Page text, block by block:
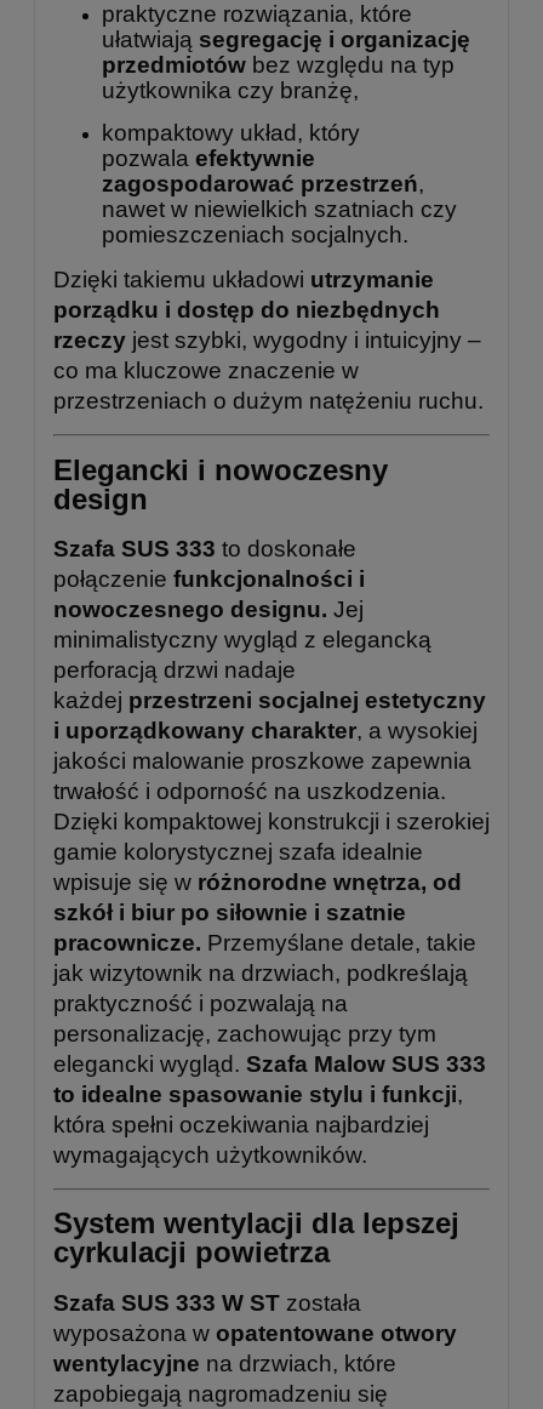
praktyczne rozwiązania, które
ułatwiają segregację i organizację
przedmiotów bez względu na typ
użytkownika czy branżę,
kompaktowy układ, który
pozwala efektywnie
zagospodarować przestrzeń,
nawet w niewielkich szatniach czy
pomieszczeniach socjalnych.
Dzięki takiemu układowi utrzymanie
porządku i dostęp do niezbędnych
rzeczy jest szybki, wygodny i intuicyjny –
co ma kluczowe znaczenie w
przestrzeniach o dużym natężeniu ruchu.
Elegancki i nowoczesny
design
Szafa SUS 333 to doskonałe
połączenie funkcjonalności i
nowoczesnego designu. Jej
minimalistyczny wygląd z elegancką
perforacją drzwi nadaje
każdej przestrzeni socjalnej estetyczny
i uporządkowany charakter, a wysokiej
jakości malowanie proszkowe zapewnia
trwałość i odporność na uszkodzenia.
Dzięki kompaktowej konstrukcji i szerokiej
gamie kolorystycznej szafa idealnie
wpisuje się w różnorodne wnętrza, od
szkół i biur po siłownie i szatnie
pracownicze. Przemyślane detale, takie
jak wizytownik na drzwiach, podkreślają
praktyczność i pozwalają na
personalizację, zachowując przy tym
elegancki wygląd. Szafa Malow SUS 333
to idealne spasowanie stylu i funkcji,
która spełni oczekiwania najbardziej
wymagających użytkowników.
System wentylacji dla lepszej
cyrkulacji powietrza
Szafa SUS 333 W ST została
wyposażona w opatentowane otwory
wentylacyjne na drzwiach, które
zapobiegają nagromadzeniu się